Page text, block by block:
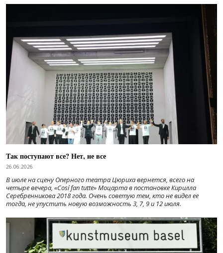
Так поступают все? Нет, не все
26.06.2026
В июле на сцену Оперного театра Цюриха вернется, всего на
четыре вечера, «Cosí fan tutte» Моцарта в постановке Кирилла
Серебренникова 2018 года. Очень советую тем, кто не видел ее
тогда, не упустить новую возможность 3, 7, 9 и 12 июля.